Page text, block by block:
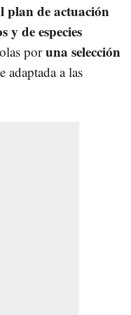
plan de actuación
y de especies
poruna selección
adaptada a las